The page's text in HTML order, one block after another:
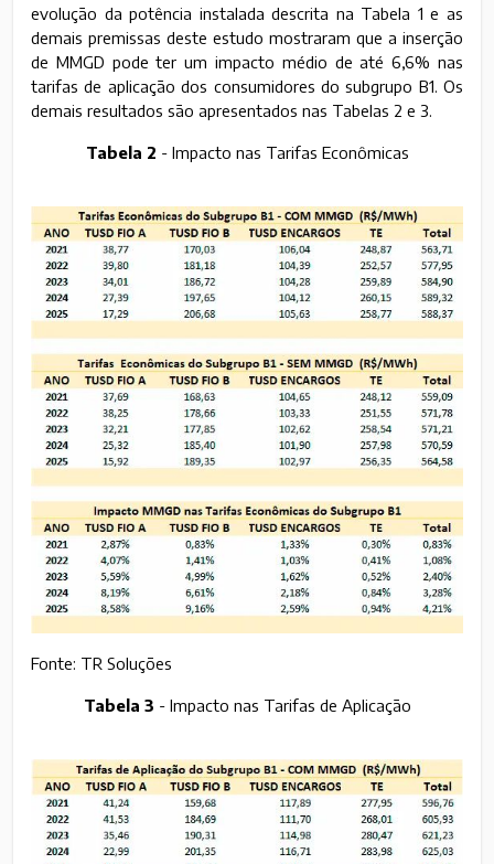
evolução da potência instalada descrita na Tabela 1 e as
demais premissas deste estudo mostraram que a inserção
de MMGD pode ter um impacto médio de até 6,6% nas
tarifas de aplicação dos consumidores do subgrupo B1. Os
demais resultados são apresentados nas Tabelas 2 e 3.
Tabela 2 - Impacto nas Tarifas Econômicas
Fonte: TR Soluções
Tabela 3 - Impacto nas Tarifas de Aplicação